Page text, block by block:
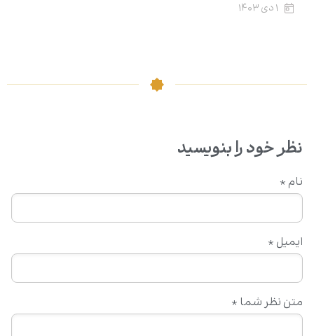
۱ دی ۱۴۰۳
نظر خود را بنویسید
متن نظر شما *
نام *
ایمیل *